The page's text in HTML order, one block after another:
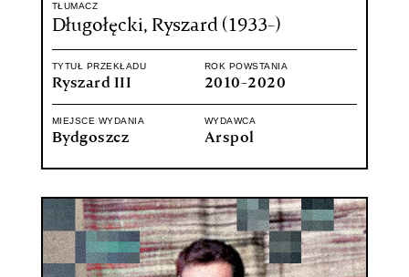
TŁUMACZ
Długołęcki, Ryszard (1933-)
TYTUŁ PRZEKŁADU
Ryszard III
ROK POWSTANIA
2010-2020
MIEJSCE WYDANIA
Bydgoszcz
WYDAWCA
Arspol